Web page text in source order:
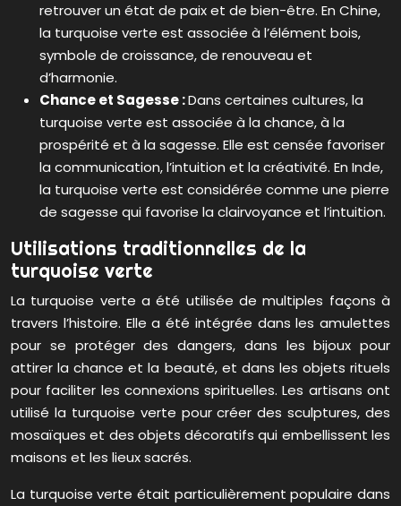
retrouver un état de paix et de bien-être. En Chine,
la turquoise verte est associée à l’élément bois,
symbole de croissance, de renouveau et
d’harmonie.
Chance et Sagesse :Dans certaines cultures, la
turquoise verte est associée à la chance, à la
prospérité et à la sagesse. Elle est censée favoriser
la communication, l’intuition et la créativité. En Inde,
la turquoise verte est considérée comme une pierre
de sagesse qui favorise la clairvoyance et l’intuition.
Utilisations traditionnelles de la
turquoise verte
La turquoise verte a été utilisée de multiples façons à
travers l’histoire. Elle a été intégrée dans les amulettes
pour se protéger des dangers, dans les bijoux pour
attirer la chance et la beauté, et dans les objets rituels
pour faciliter les connexions spirituelles. Les artisans ont
utilisé la turquoise verte pour créer des sculptures, des
mosaïques et des objets décoratifs qui embellissent les
maisons et les lieux sacrés.
La turquoise verte était particulièrement populaire dans